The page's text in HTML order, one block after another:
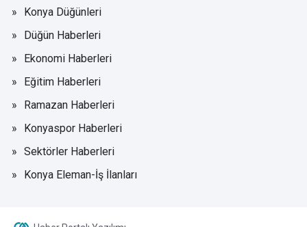
Konya Düğünleri
Düğün Haberleri
Ekonomi Haberleri
Eğitim Haberleri
Ramazan Haberleri
Konyaspor Haberleri
Sektörler Haberleri
Konya Eleman-İş İlanları